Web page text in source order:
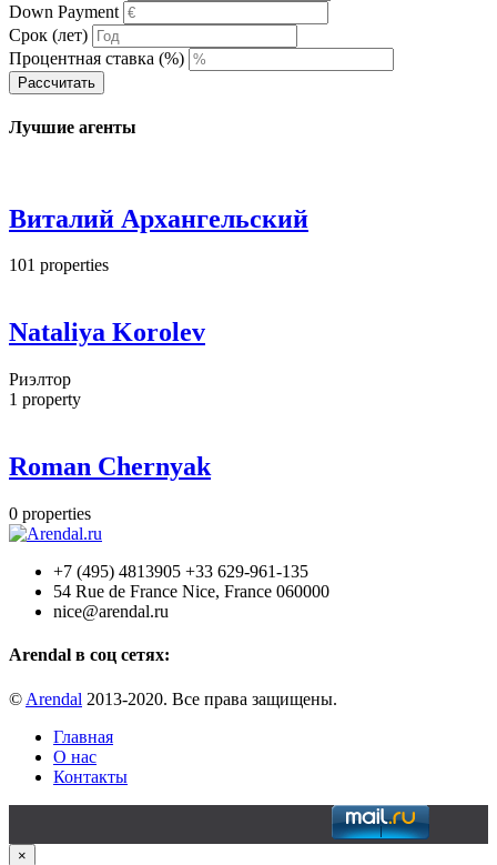
Down Payment
Срок (лет)
Процентная ставка (%)
Рассчитать
Лучшие агенты
Виталий Архангельский
101 properties
Nataliya Korolev
Риэлтор
1 property
Roman Chernyak
0 properties
+7 (495) 4813905 +33 629-961-135
54 Rue de France Nice, France 060000
nice@arendal.ru
Arendal в соц сетях:
© Arendal 2013-2020. Все права защищены.
Главная
О нас
Контакты
×